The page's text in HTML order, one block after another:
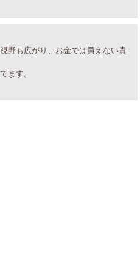
野も広がり、お金では買えない貴
ます。